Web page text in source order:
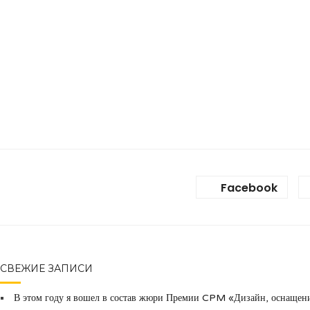
Facebook
СВЕЖИЕ ЗАПИСИ
В этом году я вошел в состав жюри Премии CPM «Дизайн,